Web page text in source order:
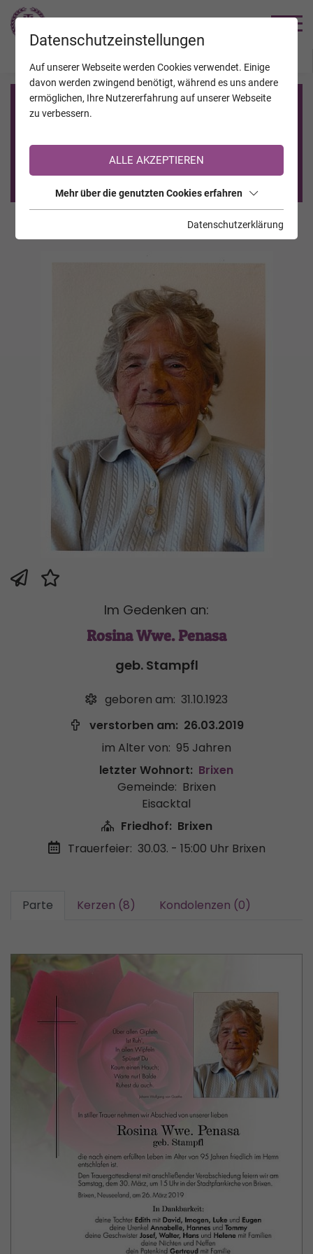
Registrierung auf TrauerHilfe.it
Sie sind noch nicht auf TrauerHilfe.it registriert?
>> zur kostenlosen Registrierung <<
Im Gedenken an:
Rosina Wwe. Penasa
geb. Stampfl
geboren am: 31.10.1923
verstorben am: 26.03.2019
im Alter von: 95 Jahren
letzter Wohnort: Brixen
Gemeinde: Brixen
Eisacktal
Friedhof: Brixen
Trauerfeier: 30.03. - 15:00 Uhr Brixen
Parte Kerzen (8) Kondolenzen (0)
Datenschutzeinstellungen
Auf unserer Webseite werden Cookies verwendet. Einige
davon werden zwingend benötigt, während es uns andere
ermöglichen, Ihre Nutzererfahrung auf unserer Webseite
zu verbessern.
ALLE AKZEPTIEREN
Mehr über die genutzten Cookies erfahren
Datenschutzerklärung
JAHRESTAGE KALENDER VERSTORBENE